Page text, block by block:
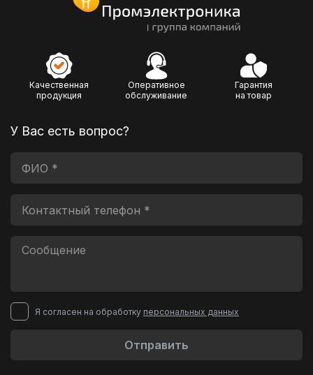
Качественная
продукция
Оперативное
обслуживание
Гарантия
на товар
У Вас есть вопрос?
Я согласен на обработку персональных данных
Отправить